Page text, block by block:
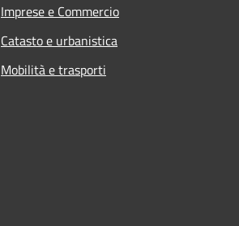
Imprese e Commercio
Catasto e urbanistica
Mobilità e trasporti